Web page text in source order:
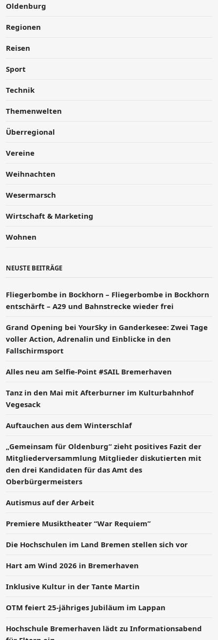
Oldenburg
Regionen
Reisen
Sport
Technik
Themenwelten
Überregional
Vereine
Weihnachten
Wesermarsch
Wirtschaft & Marketing
Wohnen
NEUSTE BEITRÄGE
Fliegerbombe in Bockhorn – Fliegerbombe in Bockhorn
entschärft – A29 und Bahnstrecke wieder frei
Grand Opening bei YourSky in Ganderkesee: Zwei Tage
voller Action, Adrenalin und Einblicke in den
Fallschirmsport
Alles neu am Selfie-Point #SAIL Bremerhaven
Tanz in den Mai mit Afterburner im Kulturbahnhof
Vegesack
Auftauchen aus dem Winterschlaf
„Gemeinsam für Oldenburg“ zieht positives Fazit der
Mitgliederversammlung Mitglieder diskutierten mit
den drei Kandidaten für das Amt des
Oberbürgermeisters
Autismus auf der Arbeit
Premiere Musiktheater “War Requiem”
Die Hochschulen im Land Bremen stellen sich vor
Hart am Wind 2026 in Bremerhaven
Inklusive Kultur in der Tante Martin
OTM feiert 25-jähriges Jubiläum im Lappan
Hochschule Bremerhaven lädt zu Informationsabend